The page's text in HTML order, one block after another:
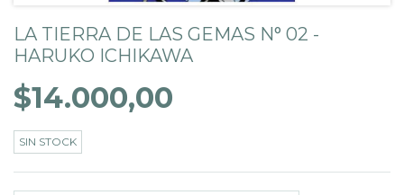
LA TIERRA DE LAS GEMAS N° 02 -
HARUKO ICHIKAWA
$14.000,00
SIN STOCK